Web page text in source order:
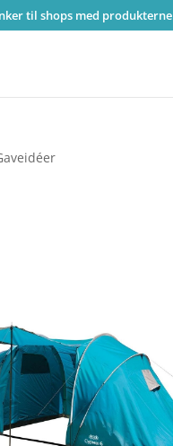
til shops med produkterne